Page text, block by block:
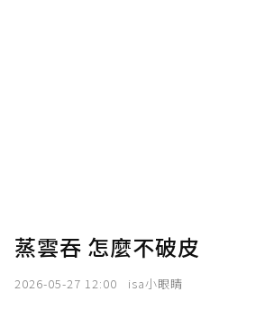
蒸雲吞 怎麼不破皮
2026-05-27 12:00 isa小眼睛